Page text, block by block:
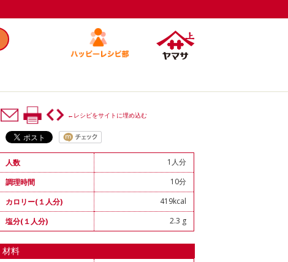
←レシピをサイトに埋め込む
人数
1人分
調理時間
10分
カロリー(１人分)
419kcal
塩分(１人分)
2.3 g
材料